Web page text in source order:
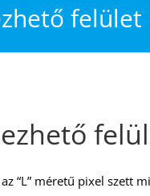
felület
“L” méretű pixel szett